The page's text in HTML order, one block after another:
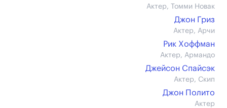
Актер, Томми Новак
Джон Гриз
Актер, Арчи
Рик Хоффман
Актер, Армандо
Джейсон Спайсэк
Актер, Скип
Джон Полито
Актер